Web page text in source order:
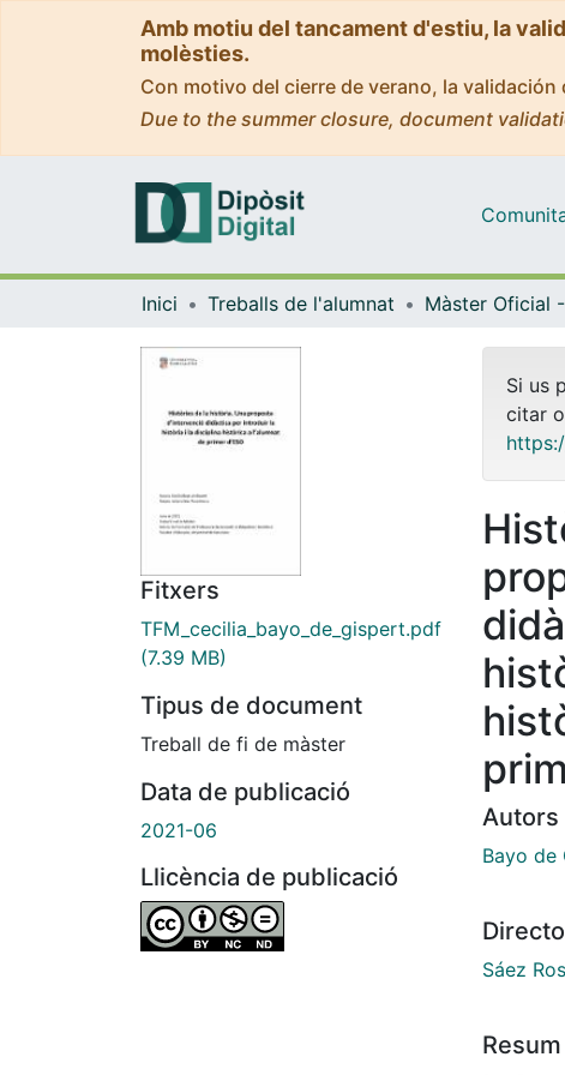
Amb motiu del tancament d'estiu, la
molèsties.
Con motivo del cierre de verano, la
Due to the summer closure, document
Inici Treballs de l'alumnat
Fitxers
TFM_cecilia_bayo_de_gispert.pdf
(7.39 MB)
Tipus de document
Treball de fi de màster
Data de publicació
2021-06
Llicència de publicació
Si us
citar
Autors
Bayo de
Sáez
Resum